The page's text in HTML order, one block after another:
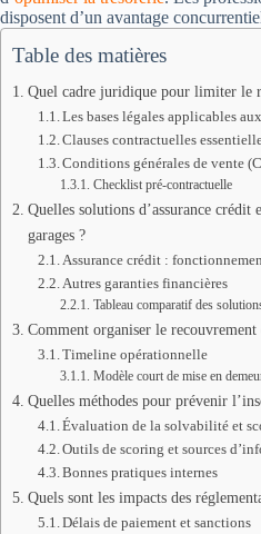
disposent d’un avantage
Table des matières
Quel cadre juridique pour limiter le
Les bases légales applicables
Clauses contractuelles
Conditions générales de vente
Checklist pré-contractuelle
Quelles solutions d’assurance crédit
garages ?
Assurance crédit :
Autres garanties financières
Tableau comparatif des
Comment organiser le recouvrement
Timeline opérationnelle
Modèle court de mise en
Quelles méthodes pour prévenir
Évaluation de la solvabilité et
Outils de scoring et sources
Bonnes pratiques internes
Quels sont les impacts des
Délais de paiement et sanctions